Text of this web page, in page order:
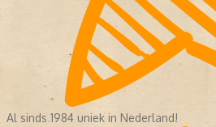
Al sinds 1984 uniek in Nederland!